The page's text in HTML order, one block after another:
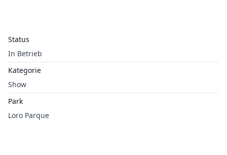
Status
In Betrieb
Kategorie
Show
Park
Loro Parque